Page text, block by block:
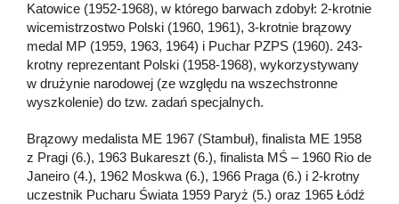
Katowice (1952-1968), w którego barwach zdobył: 2-krotnie
wicemistrzostwo Polski (1960, 1961), 3-krotnie brązowy
medal MP (1959, 1963, 1964) i Puchar PZPS (1960). 243-
krotny reprezentant Polski (1958-1968), wykorzystywany
w drużynie narodowej (ze względu na wszechstronne
wyszkolenie) do tzw. zadań specjalnych.
Brązowy medalista ME 1967 (Stambuł), finalista ME 1958
z Pragi (6.), 1963 Bukareszt (6.), finalista MŚ – 1960 Rio de
Janeiro (4.), 1962 Moskwa (6.), 1966 Praga (6.) i 2-krotny
uczestnik Pucharu Świata 1959 Paryż (5.) oraz 1965 Łódź